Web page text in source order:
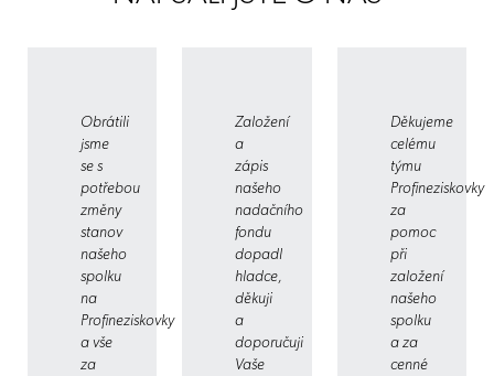
Obrátili
jsme
se s
potřebou
změny
stanov
našeho
spolku
na
Profineziskovky
a vše
za
Založení
a
zápis
našeho
nadačního
fondu
dopadl
hladce,
děkuji
a
doporučuji
Vaše
Děkujeme
celému
týmu
Profineziskovky
za
pomoc
při
založení
našeho
spolku
a za
cenné